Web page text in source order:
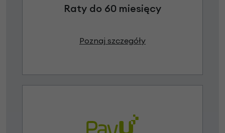
Raty do 60 miesięcy
Poznaj szczegóły